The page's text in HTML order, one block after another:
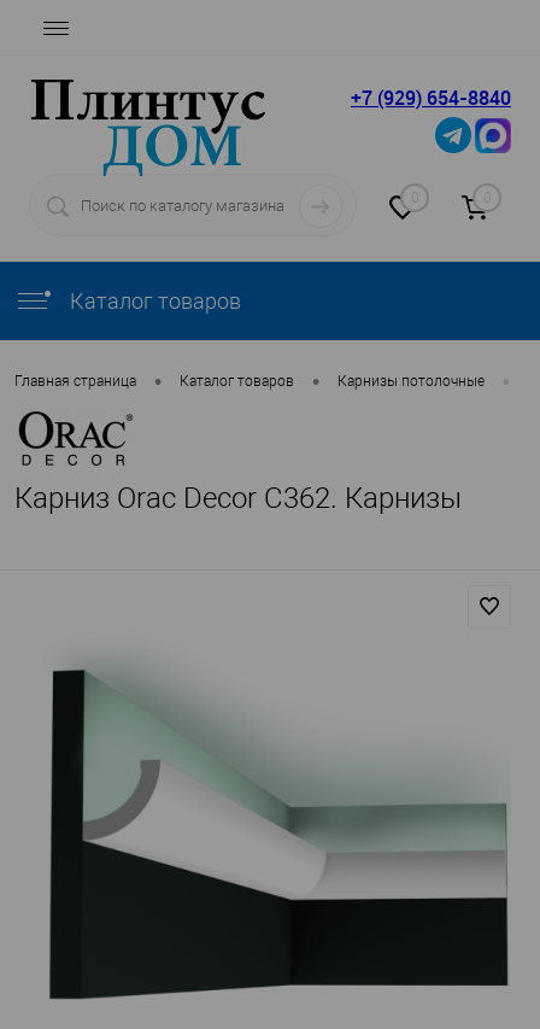
+7 (929) 654-8840
0 0
Каталог товаров
Главная страница • Каталог товаров • Карнизы потолочные •
Карниз Orac Decor C362. Карнизы